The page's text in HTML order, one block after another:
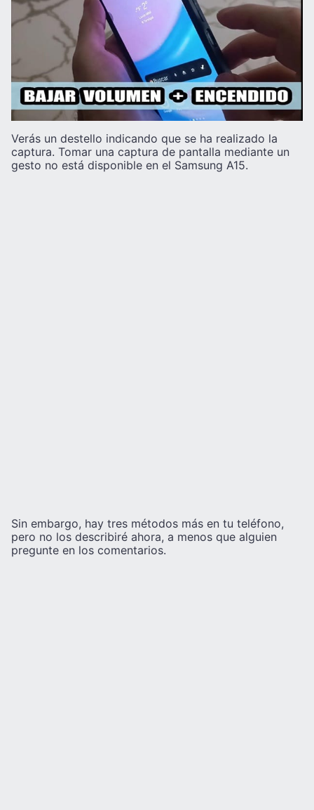
Verás un destello indicando que se ha realizado la
captura. Tomar una captura de pantalla mediante un
gesto no está disponible en el Samsung A15.
Sin embargo, hay tres métodos más en tu teléfono,
pero no los describiré ahora, a menos que alguien
pregunte en los comentarios.